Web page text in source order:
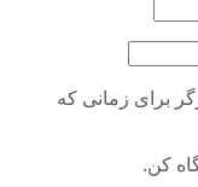
برای زمانی که
کن.